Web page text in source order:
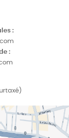
:
: